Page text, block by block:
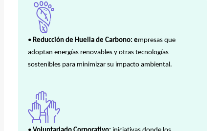
• Reducción de Huella de Carbono: empresas que
adoptan energías renovables y otras tecnologías
sostenibles para minimizar su impacto ambiental.